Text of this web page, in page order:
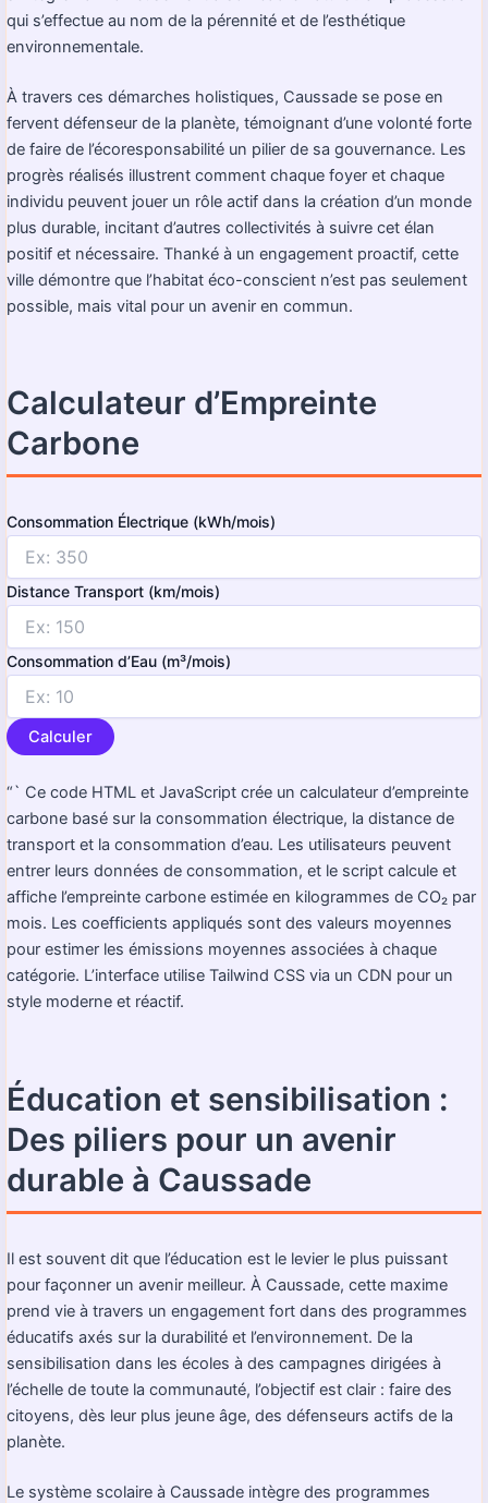
qui s’effectue au nom de la pérennité et de l’esthétique
environnementale.
À travers ces démarches holistiques, Caussade se pose en
fervent défenseur de la planète, témoignant d’une volonté forte
de faire de l’écoresponsabilité un pilier de sa gouvernance. Les
progrès réalisés illustrent comment chaque foyer et chaque
individu peuvent jouer un rôle actif dans la création d’un monde
plus durable, incitant d’autres collectivités à suivre cet élan
positif et nécessaire. Thanké à un engagement proactif, cette
ville démontre que l’habitat éco-conscient n’est pas seulement
possible, mais vital pour un avenir en commun.
Calculateur d’Empreinte
Carbone
Consommation Électrique (kWh/mois)
Distance Transport (km/mois)
Consommation d’Eau (m³/mois)
Calculer
“` Ce code HTML et JavaScript crée un calculateur d’empreinte
carbone basé sur la consommation électrique, la distance de
transport et la consommation d’eau. Les utilisateurs peuvent
entrer leurs données de consommation, et le script calcule et
affiche l’empreinte carbone estimée en kilogrammes de CO₂ par
mois. Les coefficients appliqués sont des valeurs moyennes
pour estimer les émissions moyennes associées à chaque
catégorie. L’interface utilise Tailwind CSS via un CDN pour un
style moderne et réactif.
Éducation et sensibilisation :
Des piliers pour un avenir
durable à Caussade
Il est souvent dit que l’éducation est le levier le plus puissant
pour façonner un avenir meilleur. À Caussade, cette maxime
prend vie à travers un engagement fort dans des programmes
éducatifs axés sur la durabilité et l’environnement. De la
sensibilisation dans les écoles à des campagnes dirigées à
l’échelle de toute la communauté, l’objectif est clair : faire des
citoyens, dès leur plus jeune âge, des défenseurs actifs de la
planète.
Le système scolaire à Caussade intègre des programmes